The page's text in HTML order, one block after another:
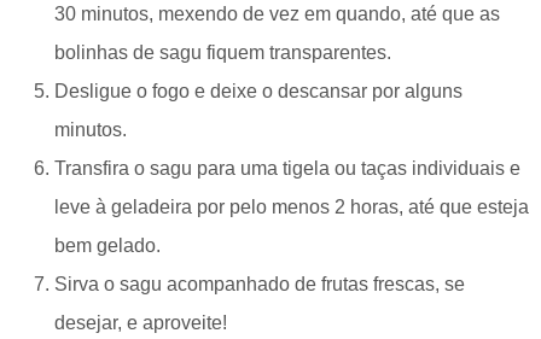
30 minutos, mexendo de vez em quando, até que as
bolinhas de sagu fiquem transparentes.
Desligue o fogo e deixe o descansar por alguns
minutos.
Transfira o sagu para uma tigela ou taças individuais e
leve à geladeira por pelo menos 2 horas, até que esteja
bem gelado.
Sirva o sagu acompanhado de frutas frescas, se
desejar, e aproveite!